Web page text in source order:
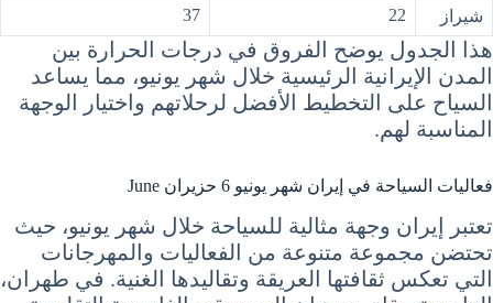
شيراز 22
37
هذا الجدول يوضح الفروق في درجات الحرارة بين
المدن الإيرانية الرئيسية خلال شهر يونيو، مما يساعد
السياح على التخطيط الأفضل لرحلاتهم واختيار الوجهة
المناسبة لهم.
فعاليات السياحة في إيران شهر يونيو 6 حزيران June
تعتبر إيران وجهة مثالية للسياحة خلال شهر يونيو، حيث
تحتضن مجموعة متنوعة من الفعاليات والمهرجانات
التي تعكس ثقافتها العريقة وتقاليدها الغنية. في طهران،